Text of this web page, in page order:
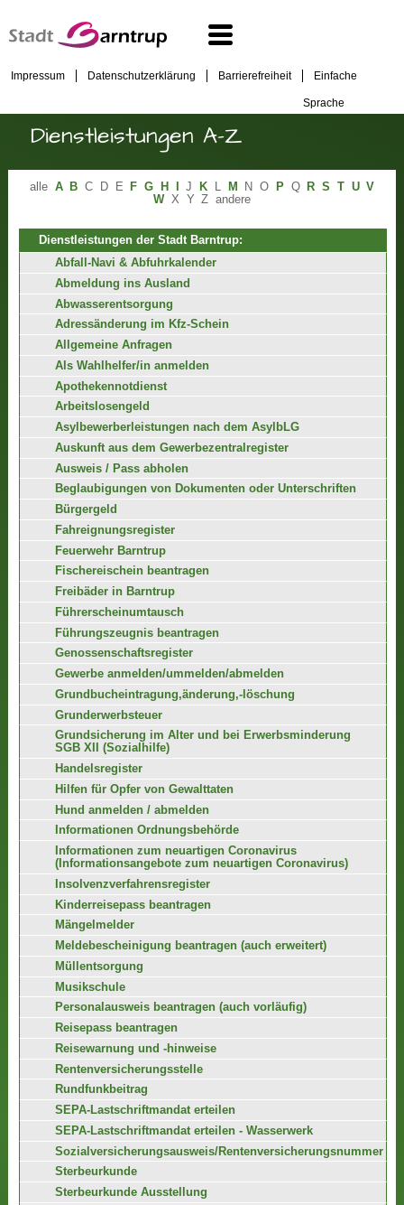
Impressum Datenschutzerklärung Barrierefreiheit Einfache
Sprache
Dienstleistungen A-Z
alle A B C D E F G H J K L M N O P Q R S T U V
W X Y Z andere
Dienstleistungen der Stadt Barntrup:
Abfall-Navi & Abfuhrkalender
Abmeldung ins Ausland
Abwasserentsorgung
Adressänderung im Kfz-Schein
Allgemeine Anfragen
Als Wahlhelfer/in anmelden
Apothekennotdienst
Arbeitslosengeld
Asylbewerberleistungen nach dem AsylbLG
Auskunft aus dem Gewerbezentralregister
Ausweis / Pass abholen
Beglaubigungen von Dokumenten oder Unterschriften
Bürgergeld
Fahreignungsregister
Feuerwehr Barntrup
Fischereischein beantragen
Freibäder in Barntrup
Führerscheinumtausch
Führungszeugnis beantragen
Genossenschaftsregister
Gewerbe anmelden/ummelden/abmelden
Grundbucheintragung,änderung,-löschung
Grunderwerbsteuer
Grundsicherung im Alter und bei Erwerbsminderung
SGB XII (Sozialhilfe)
Handelsregister
Hilfen für Opfer von Gewalttaten
Hund anmelden / abmelden
Informationen Ordnungsbehörde
Informationen zum neuartigen Coronavirus
(Informationsangebote zum neuartigen Coronavirus)
Insolvenzverfahrensregister
Kinderreisepass beantragen
Mängelmelder
Meldebescheinigung beantragen (auch erweitert)
Müllentsorgung
Musikschule
Personalausweis beantragen (auch vorläufig)
Reisepass beantragen
Reisewarnung und -hinweise
Rentenversicherungsstelle
Rundfunkbeitrag
SEPA-Lastschriftmandat erteilen
SEPA-Lastschriftmandat erteilen - Wasserwerk
Sozialversicherungsausweis/Rentenversicherungsnummer
Sterbeurkunde
Sterbeurkunde Ausstellung